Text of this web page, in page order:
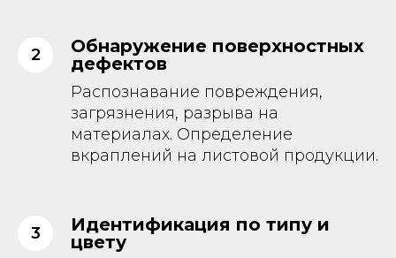
Обнаружение поверхностных
дефектов
Распознавание повреждения,
загрязнения, разрыва на
материалах. Определение
вкраплений на листовой продукции.
Идентификация по типу и
цвету